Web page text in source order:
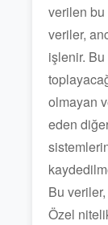
verilen
veriler,
işlenir.
olmayan
eden
Bu
Özel